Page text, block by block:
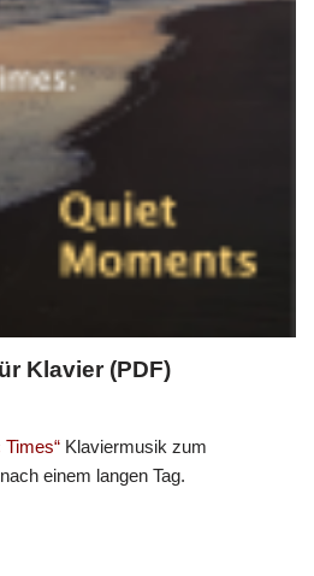
Klavier (PDF)
Times“ Klaviermusik zum
einem langen Tag.